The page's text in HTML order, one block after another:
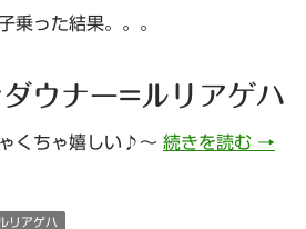
乗った結果。。。
ウナー=ルリアゲハ
くちゃ嬉しい♪～ 続きを読む 693
→
ルリアゲハ